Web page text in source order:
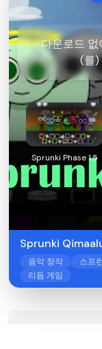
다운로드
(를)
Sprunki Phase 1.5
Sprunki
음악 창작
스프
리듬 게임